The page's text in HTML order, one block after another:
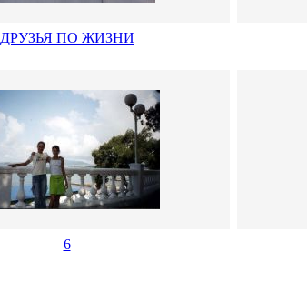
ДРУЗЬЯ ПО ЖИЗНИ
6